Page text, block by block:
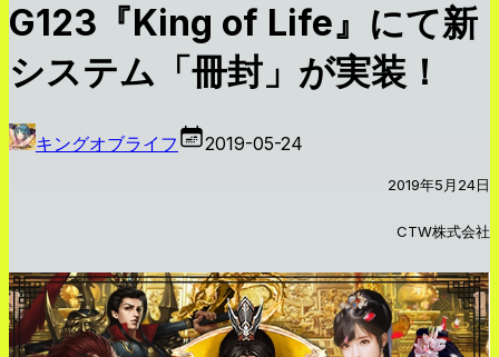
G123『King of Life』にて新
システム「冊封」が実装！
キングオブライフ 2019-05-24
2019年5月24日
CTW株式会社